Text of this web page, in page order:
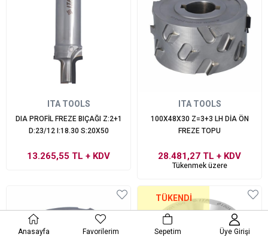
ITA TOOLS
DIA PROFİL FREZE BIÇAĞI Z:2+1
D:23/12 I:18.30 S:20X50
13.265,55 TL + KDV
ITA TOOLS
100X48X30 Z=3+3 LH DİA ÖN
FREZE TOPU
28.481,27 TL + KDV
Tükenmek üzere
TÜKENDI
Anasayfa Favorilerim Sepetim Üye Girişi